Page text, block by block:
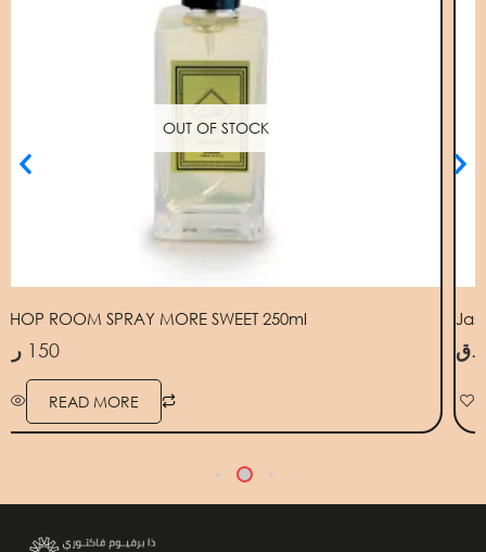
OUT OF STOCK
ROOM SPRAY MORE SWEET 250ml
150
READ MORE
ر.ق